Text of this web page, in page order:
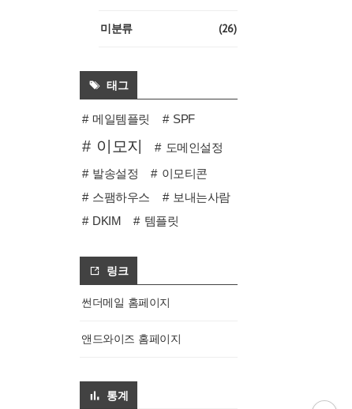
미분류 (26)
태그
메일템플릿 SPF
이모지
도메인설정
발송설정
이모티콘
스팸하우스
보내는사람
DKIM
템플릿
링크
썬더메일 홈페이지
앤드와이즈 홈페이지
통계